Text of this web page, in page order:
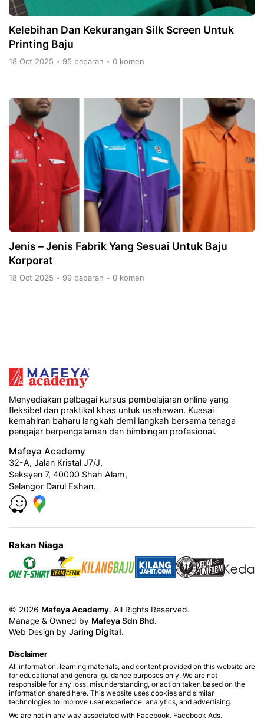
Kelebihan Dan Kekurangan Silk Screen Untuk
Printing Baju
18 Oct 2025 • 95 paparan • 0 komen
Jenis – Jenis Fabrik Yang Sesuai Untuk Baju
Korporat
18 Oct 2025 • 99 paparan • 0 komen
Menyediakan pelbagai kursus pembelajaran online yang
fleksibel dan praktikal khas untuk usahawan. Kuasai
kemahiran baharu langkah demi langkah bersama tenaga
pengajar berpengalaman dan bimbingan profesional.
Mafeya Academy
32-A, Jalan Kristal J7/J,
Seksyen 7, 40000 Shah Alam,
Selangor Darul Eshan.
Rakan Niaga
© 2026 Mafeya Academy. All Rights Reserved.
Manage & Owned by Mafeya Sdn Bhd.
Web Design by Jaring Digital.
Disclaimer
All information, learning materials, and content provided on this website are
for educational and general guidance purposes only. We are not
responsible for any loss, misunderstanding, or action taken based on the
information shared here. This website uses cookies and similar
technologies to improve user experience, analytics, and advertising.
We are not in any way associated with Facebook, Facebook Ads,